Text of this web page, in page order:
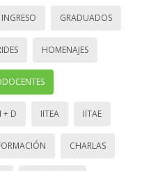
INGRESO GRADUADOS
HOMENAJES
I + D IITEA IITAE
CHARLAS